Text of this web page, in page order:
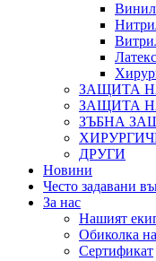
ЗАЩИТА
ЗАЩИТА
ЗЪБНА
ДРУГИ
Новини
Често задавани
За нас
Нашият
Обиколка
Сертификат